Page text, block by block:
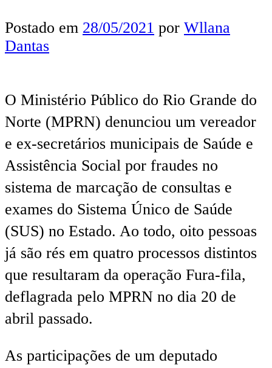
Postado em 28/05/2021 por Wllana
Dantas
O Ministério Público do Rio Grande do
Norte (MPRN) denunciou um vereador
e ex-secretários municipais de Saúde e
Assistência Social por fraudes no
sistema de marcação de consultas e
exames do Sistema Único de Saúde
(SUS) no Estado. Ao todo, oito pessoas
já são rés em quatro processos distintos
que resultaram da operação Fura-fila,
deflagrada pelo MPRN no dia 20 de
abril passado.
As participações de um deputado